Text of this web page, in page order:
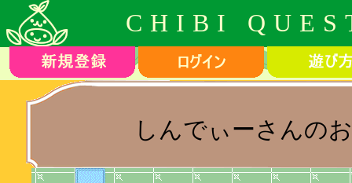
CHIBI
しんでぃーさんの